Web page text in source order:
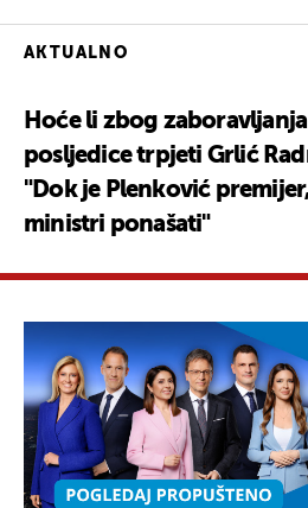
AKTUALNO
Hoće li zbog
posljedice trpjeti Grlić
"Dok je Plenković
ministri ponašati"